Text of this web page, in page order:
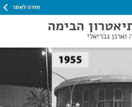
חזרה לאתר
הבימה
גבריאלי